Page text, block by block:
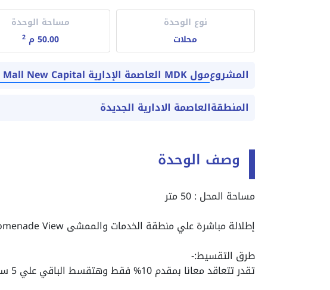
نوع الوحدة
محلات
مساحة الوحدة
50.00 م
2
المشروعمول MDK العاصمة الإدارية MDK Mall New Capital
المنطقةالعاصمة الادارية الجديدة
وصف الوحدة
مساحة المحل : 50 متر
إطلالة مباشرة علي منطقة الخدمات والممشى Plaza & Promenade View
طرق التقسيط:-
تقدر تتعاقد معانا بمقدم 10% فقط وهتقسط الباقي علي 5 سنين